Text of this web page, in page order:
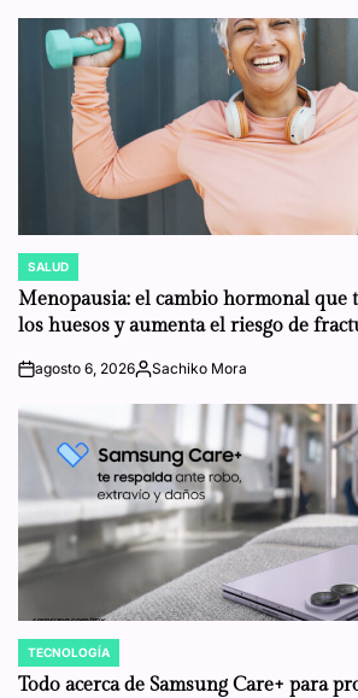
POSTED
IN
SALUD
Menopausia: el cambio hormonal que
los huesos y aumenta el riesgo de
onagosto 6, 2026Posted
Sachiko Mora
POSTED
IN
TECNOLOGÍA
Todo acerca de Samsung Care+ para